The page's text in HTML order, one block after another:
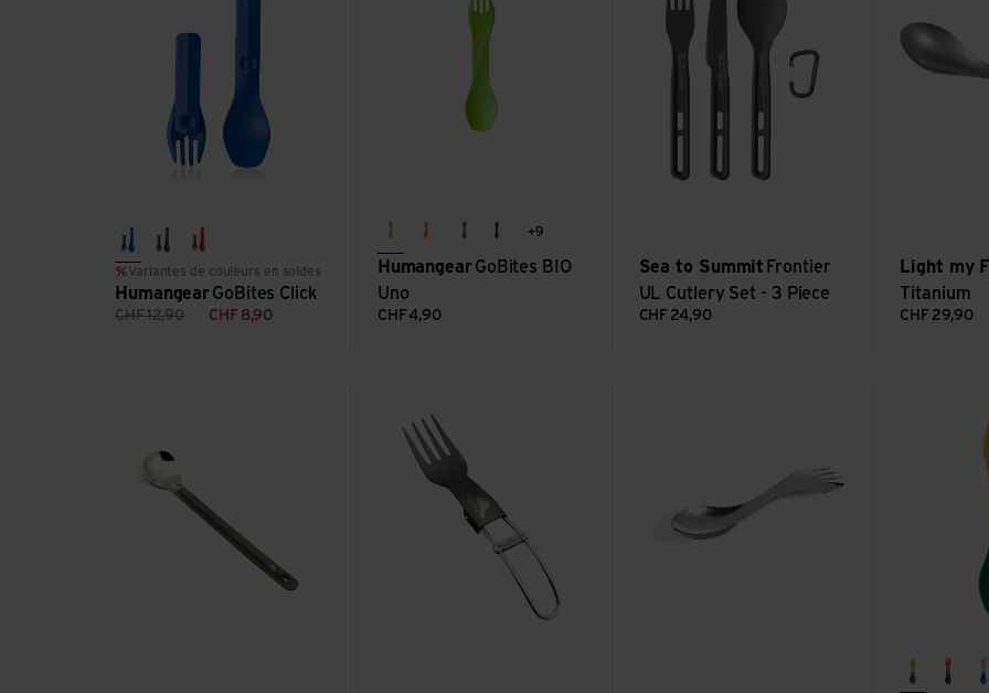
bluegreyred
Variantes de couleurs en soldes
Humangear GoBites Click
CHF12,90 CHF 8,90
light green
orangemedium green
black
+9
Humangear GoBites BIO
Uno
CHF4,90
Sea to Summit Frontier
UL Cutlery Set - 3 Piece
CHF 24,90
Light my
Titanium
CHF 29,90
Green/